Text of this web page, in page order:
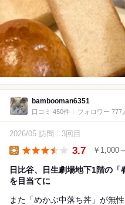
bambooman6351
口コミ 450件 フォロワー 777
2026/05 訪問 3回目
3.7 ￥1,000
日比谷、日生劇場地下1階の
を目当てに
また「めかぶ中落ち丼」が無